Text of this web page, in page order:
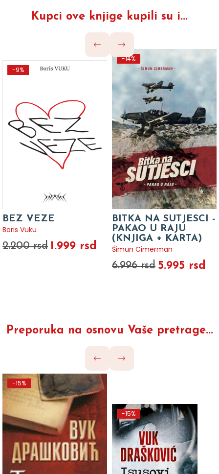
Kupci ove knjige kupili su i...
-9%
BEZ VEZE
Boris Vuku
2.200 rsd 1.999 rsd
-14%
BITKA NA SUTJESCI -
PAKAO U RAJU
(KNJIGA + KARTA)
Šimun Cimerman
6.996 rsd 5.995 rsd
Preporuka na osnovu Vaše pretrage...
-15%
-15%